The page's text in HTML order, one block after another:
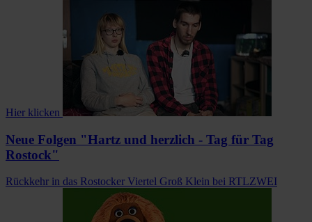
Hier klicken
Neue Folgen "Hartz und herzlich - Tag für Tag
Rostock"
Rückkehr in das Rostocker Viertel Groß Klein bei RTLZWEI